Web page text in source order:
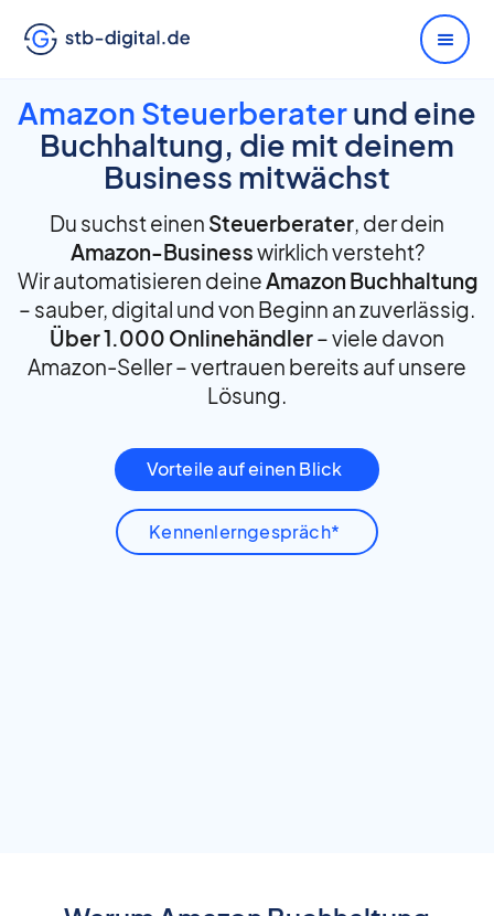
Amazon Steuerberaterund eine
Buchhaltung, die mit deinem
Business mitwächst
Du suchst einen Steuerberater, der dein
Amazon-Businesswirklich versteht?
Wir automatisieren deine Amazon Buchhaltung
– sauber, digital und von Beginn an zuverlässig.
Über 1.000 Onlinehändler– viele davon
Amazon-Seller – vertrauen bereits auf unsere
Lösung.
Vorteile auf einen Blick
Kennenlerngespräch*